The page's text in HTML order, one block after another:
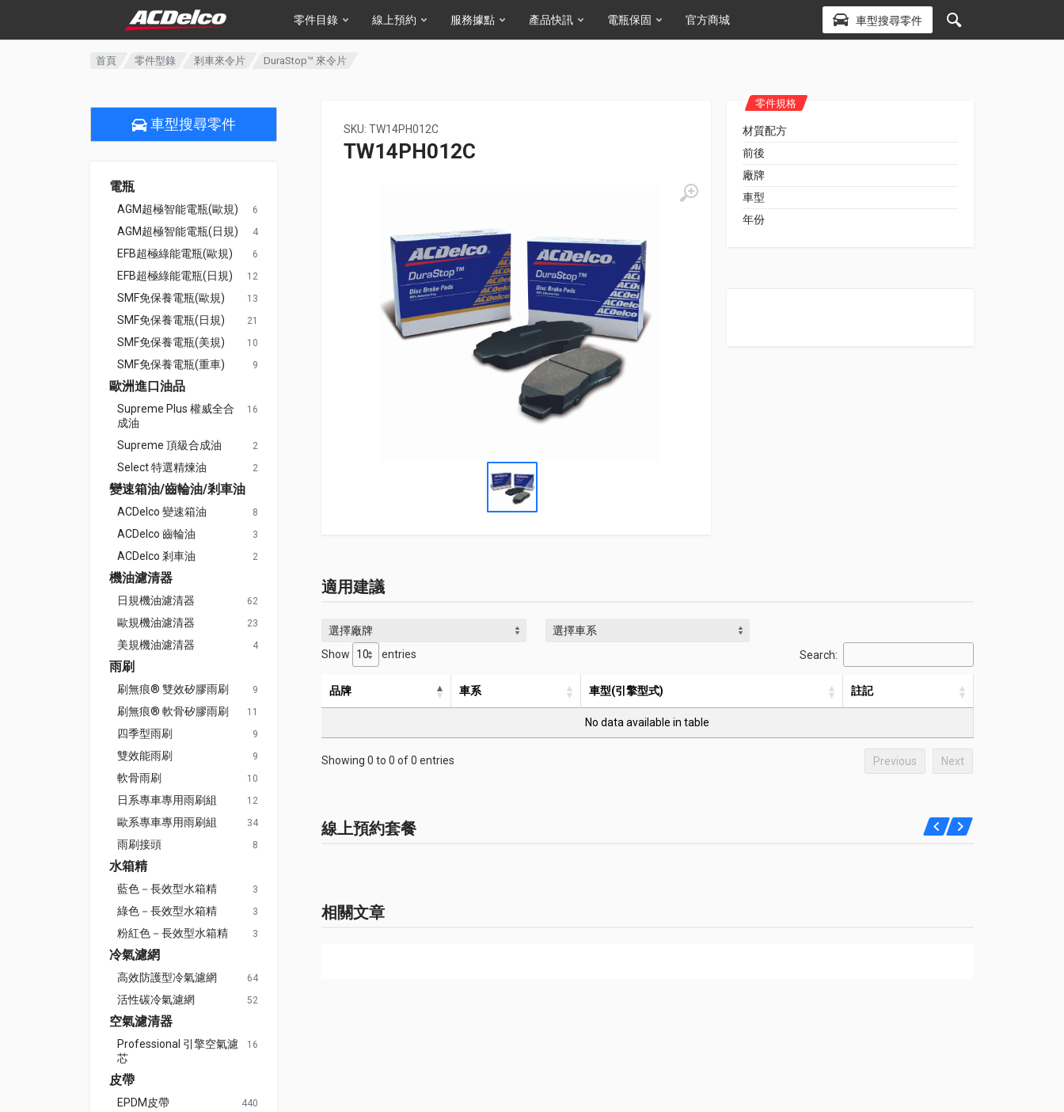
零件目錄 線上預約 服務據點 產品快訊 電瓶保固 官方商城 車型搜尋零件
首頁 零件型錄 剎車來令片 DuraStop™ 來令片
車型搜尋零件
電瓶
AGM超極智能電瓶(歐規) 6
AGM超極智能電瓶(日規) 4
EFB超極綠能電瓶(歐規) 6
EFB超極綠能電瓶(日規) 12
SMF免保養電瓶(歐規) 13
SMF免保養電瓶(日規) 21
SMF免保養電瓶(美規) 10
SMF免保養電瓶(重車) 9
歐洲進口油品
Supreme Plus 權威全合
成油
16
Supreme 頂級合成油 2
Select 特選精煉油 2
變速箱油/齒輪油/剎車油
ACDelco 變速箱油 8
ACDelco 齒輪油 3
ACDelco 剎車油 2
機油濾清器
日規機油濾清器 62
歐規機油濾清器 23
美規機油濾清器 4
雨刷
刷無痕® 雙效矽膠雨刷 9
刷無痕® 軟骨矽膠雨刷 11
四季型雨刷 9
雙效能雨刷 9
軟骨雨刷 10
日系專車專用雨刷組 12
歐系專車專用雨刷組 34
雨刷接頭 8
水箱精
藍色－長效型水箱精 3
綠色－長效型水箱精 3
粉紅色－長效型水箱精 3
冷氣濾網
高效防護型冷氣濾網 64
活性碳冷氣濾網 52
空氣濾清器
Professional 引擎空氣濾
芯
16
皮帶
EPDM皮帶 440
SKU: TW14PH012C
TW14PH012C
零件規格
材質配方
前後
廠牌
車型
年份
適用建議
選擇廠牌
選擇車系
Show
entries Search:
品牌 車系 車型(引擎型式) 註記
No data available in table
Showing 0 to 0 of 0 entries Previous Next
線上預約套餐
相關文章